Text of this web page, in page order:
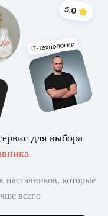
для выбора
наставников, которые
всего